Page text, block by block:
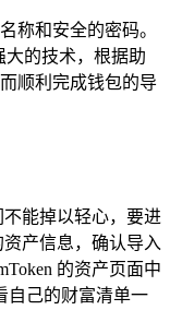
称和安全的密码。
大的技术，根据助
顺利完成钱包的导
不能掉以轻心，要进
产信息，确认导入
的资产页面中
自己的财富清单一